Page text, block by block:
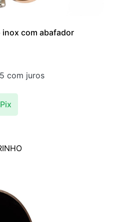
inox com abafador
com juros